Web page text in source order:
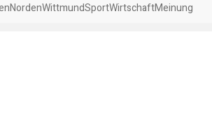
NordenWittmundSportWirtschaftMeinung